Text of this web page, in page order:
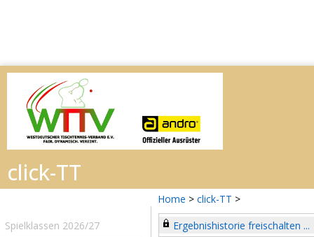
Home > click-TT >
Spielklassen 2026/27
Ergebnishistorie freischalten ...